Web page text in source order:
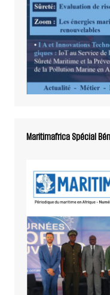
Maritimafrica Spécial